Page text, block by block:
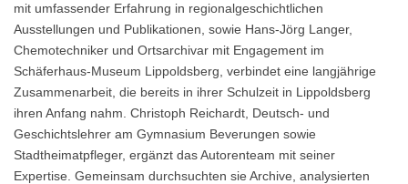
mit umfassender Erfahrung in regionalgeschichtlichen
Ausstellungen und Publikationen, sowie Hans-Jörg Langer,
Chemotechniker und Ortsarchivar mit Engagement im
Schäferhaus-Museum Lippoldsberg, verbindet eine langjährige
Zusammenarbeit, die bereits in ihrer Schulzeit in Lippoldsberg
ihren Anfang nahm. Christoph Reichardt, Deutsch- und
Geschichtslehrer am Gymnasium Beverungen sowie
Stadtheimatpfleger, ergänzt das Autorenteam mit seiner
Expertise. Gemeinsam durchsuchten sie Archive, analysierten